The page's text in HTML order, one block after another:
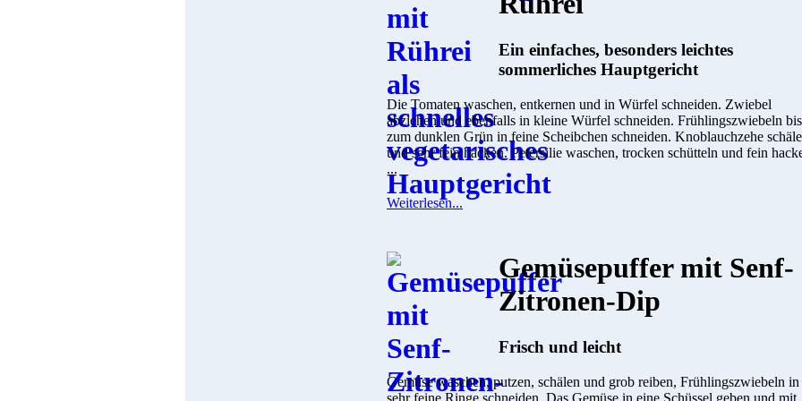
Ein einfaches, besonders leichtes
sommerliches Hauptgericht
Die Tomaten waschen, entkernen und in Würfel schneiden. Zwiebel
abziehen und ebenfalls in kleine Würfel schneiden. Frühlingszwiebeln bis
zum dunklen Grün in feine Scheibchen schneiden. Knoblauchzehe
und sehr fein hacken. Petersilie waschen, trocken schütteln und fein
...
Weiterlesen...
Gemüsepuffer mit Senf-
Zitronen-Dip
Frisch und leicht
Gemüse waschen, putzen, schälen und grob reiben, Frühlingszwiebeln in
sehr feine Ringe schneiden. Das Gemüse in eine Schüssel geben und mit